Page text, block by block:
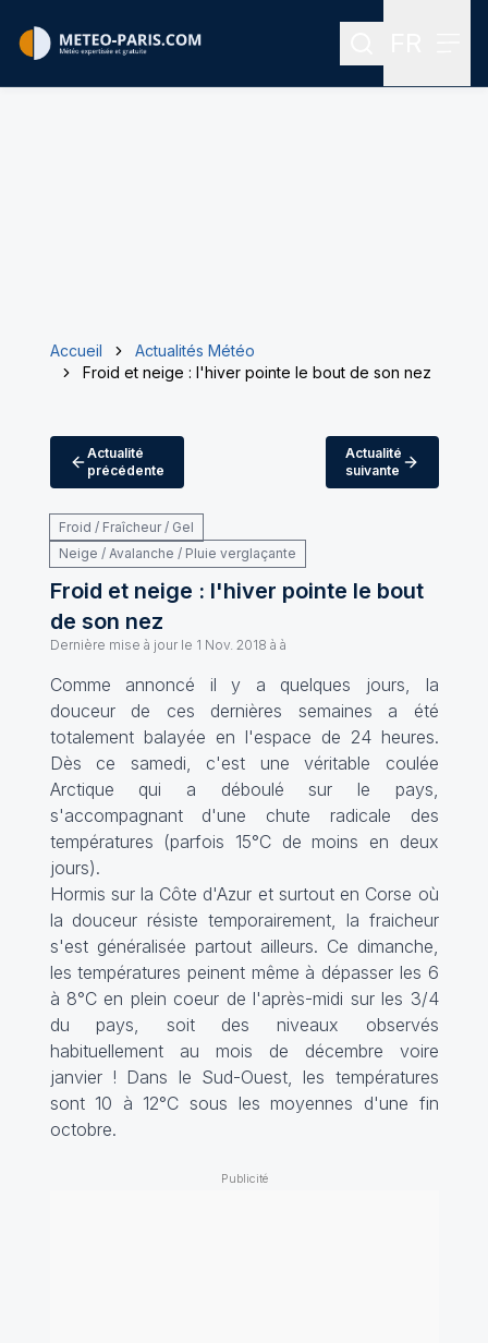
Rechercher
Accueil
Actualités Météo
Froid et neige : l'hiver pointe le bout de son nez
Actualité
précédente
Actualité
suivante
Froid / Fraîcheur / Gel
Neige / Avalanche / Pluie verglaçante
Froid et neige : l'hiver pointe le bout
de son nez
Dernière mise à jour le 1 Nov. 2018 à à
Comme annoncé il y a quelques jours, la
douceur de ces dernières semaines a été
totalement balayée en l'espace de 24 heures.
Dès ce samedi, c'est une véritable coulée
Arctique qui a déboulé sur le pays,
s'accompagnant d'une chute radicale des
températures (parfois 15°C de moins en deux
jours).
Hormis sur la Côte d'Azur et surtout en Corse où
la douceur résiste temporairement, la fraicheur
s'est généralisée partout ailleurs. Ce dimanche,
les températures peinent même à dépasser les 6
à 8°C en plein coeur de l'après-midi sur les 3/4
du pays, soit des niveaux observés
habituellement au mois de décembre voire
janvier ! Dans le Sud-Ouest, les températures
sont 10 à 12°C sous les moyennes d'une fin
octobre.